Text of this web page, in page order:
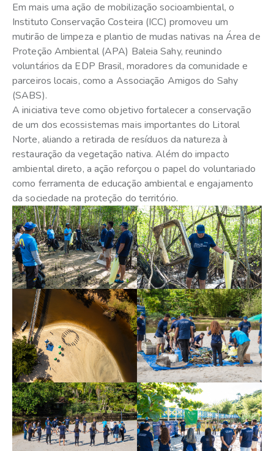
Em mais uma ação de mobilização socioambiental, o
Instituto Conservação Costeira (ICC) promoveu um
mutirão de limpeza e plantio de mudas nativas na Área de
Proteção Ambiental (APA) Baleia Sahy, reunindo
voluntários da EDP Brasil, moradores da comunidade e
parceiros locais, como a Associação Amigos do Sahy
(SABS).
A iniciativa teve como objetivo fortalecer a conservação
de um dos ecossistemas mais importantes do Litoral
Norte, aliando a retirada de resíduos da natureza à
restauração da vegetação nativa. Além do impacto
ambiental direto, a ação reforçou o papel do voluntariado
como ferramenta de educação ambiental e engajamento
da sociedade na proteção do território.